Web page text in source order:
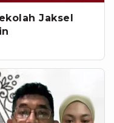
Jaksel